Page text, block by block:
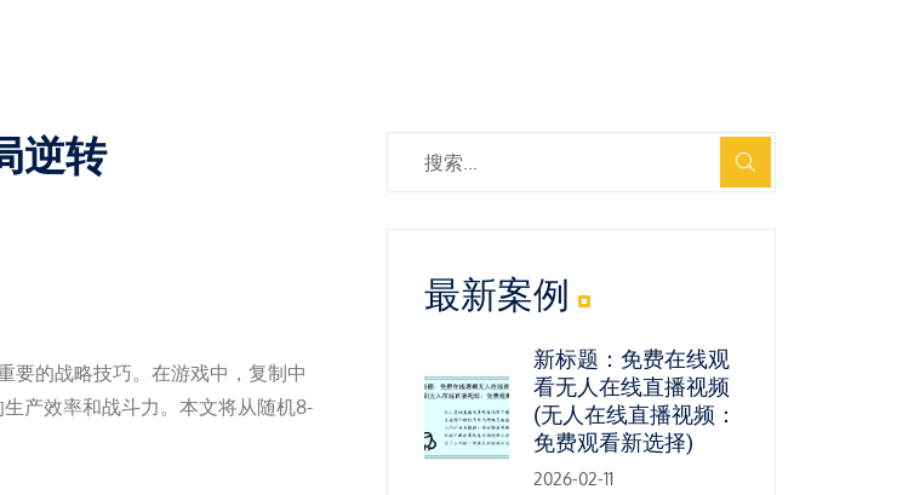
逆转
要的战略技巧。在游戏中，复制中
产效率和战斗力。本文将从随机8-
最新案例
新标题：免费在线观
看无人在线直播视频
(无人在线直播视频：
免费观看新选择)
2026-02-11